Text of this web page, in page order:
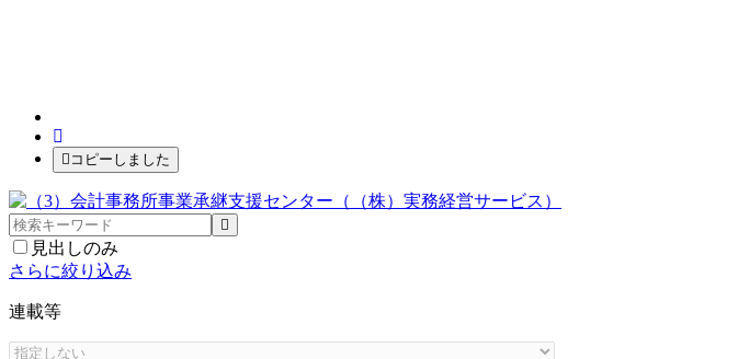
コピーしました
見出しのみ
さらに絞り込み
連載等